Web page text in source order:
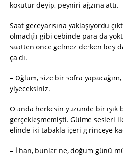
kokutur deyip, peyniri ağzına attı.
Saat geceyarısına yaklaşıyordu
olmadığı gibi cebinde para da
saatten önce gelmez derken beş
çaldı.
– Oğlum, size bir sofra yapacağım,
yiyeceksiniz.
O anda herkesin yüzünde bir
gerçekleşmemişti. Gülme sesleri
elinde iki tabakla içeri girinceye
– İlhan, bunlar ne, doğum günü